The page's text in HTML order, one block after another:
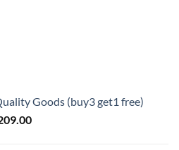
Goods (buy3 get1 free)
Price